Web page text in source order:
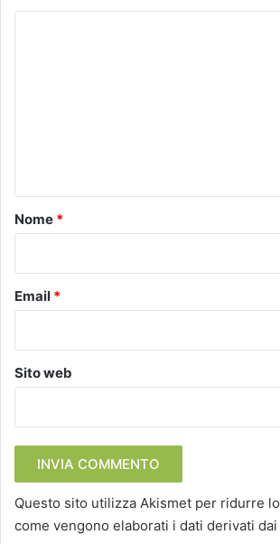
o
Nome *
Email *
Sito web
Questo sito utilizza Akismet per ridurre
come vengono elaborati i dati derivati